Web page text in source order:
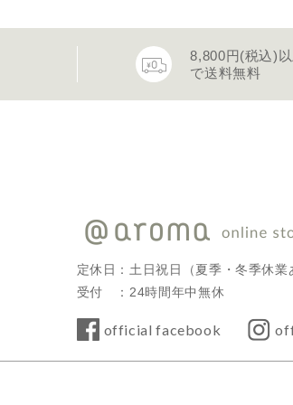
8,800円(税込)
で送料無料
定休日：土日祝日（夏季・冬季休業
受付 ：24時間年中無休
official facebook